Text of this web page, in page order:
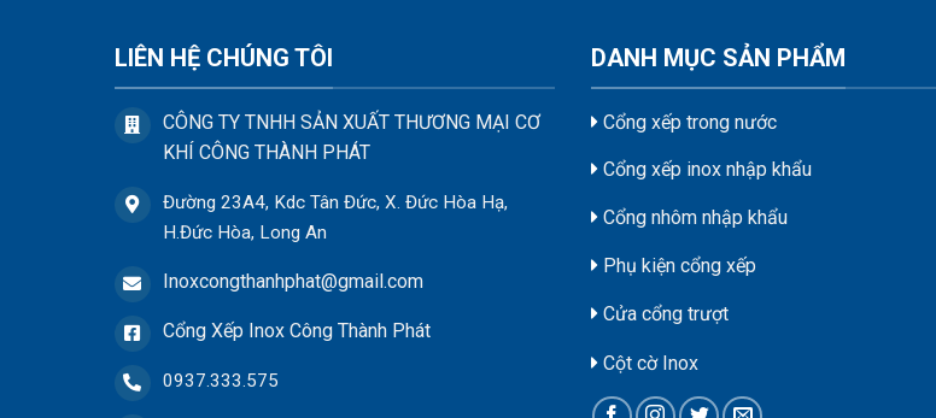
LIÊN HỆ CHÚNG TÔI
CÔNG TY TNHH SẢN XUẤT THƯƠNG MẠI CƠ
KHÍ CÔNG THÀNH PHÁT
Đường 23A4, Kdc Tân Đức, X. Đức Hòa Hạ,
H.Đức Hòa, Long An
Inoxcongthanhphat@gmail.com
Cổng Xếp Inox Công Thành Phát
0937.333.575
DANH MỤC SẢN PHẨM
Cổng xếp trong nước
Cổng xếp inox nhập khẩu
Cổng nhôm nhập khẩu
Phụ kiện cổng xếp
Cửa cổng trượt
Cột cờ Inox